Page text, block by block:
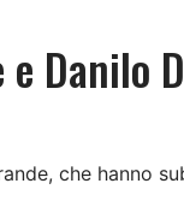
Danilo
che hanno